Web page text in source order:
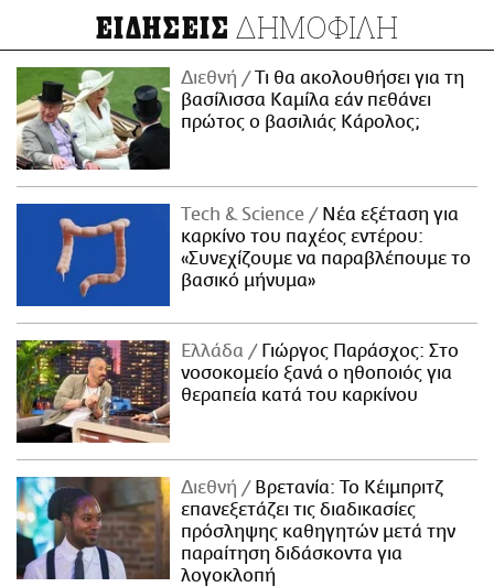
ΕΙΔΗΣΕΙΣ ΔΗΜΟΦΙΛΗ
Διεθνή
Τι θα ακολουθήσει για τη
βασίλισσα Καμίλα εάν πεθάνει
πρώτος ο βασιλιάς Κάρολος;
Τech & Science
Νέα εξέταση για
καρκίνο του παχέος εντέρου:
«Συνεχίζουμε να παραβλέπουμε το
βασικό μήνυμα»
Ελλάδα
Γιώργος Παράσχος: Στο
νοσοκομείο ξανά ο ηθοποιός για
θεραπεία κατά του καρκίνου
Διεθνή
Βρετανία: Το Κέιμπριτζ
επανεξετάζει τις διαδικασίες
πρόσληψης καθηγητών μετά την
παραίτηση διδάσκοντα για
λογοκλοπή